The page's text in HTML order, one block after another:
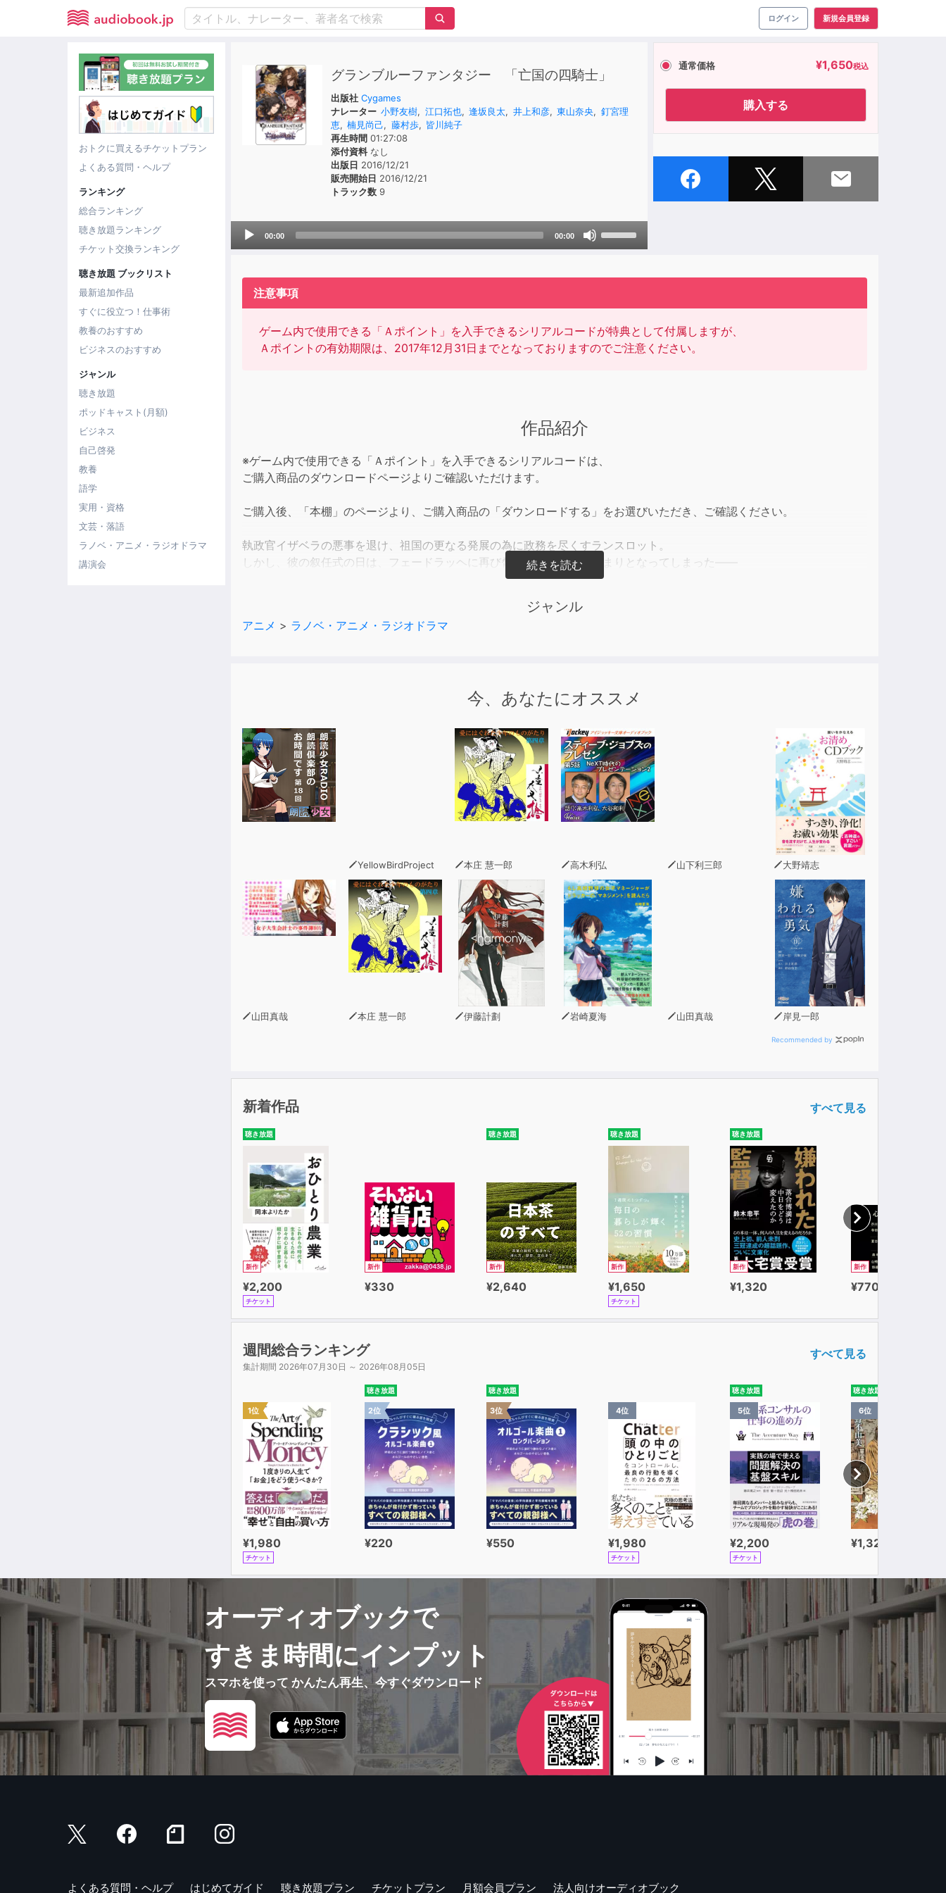
ログイン 新規会員登録
おトクに買えるチケットプラン
よくある質問・ヘルプ
ランキング
総合ランキング
聴き放題ランキング
チケット交換ランキング
聴き放題 ブックリスト
最新追加作品
すぐに役立つ！仕事術
教養のおすすめ
ビジネスのおすすめ
ジャンル
聴き放題
ポッドキャスト(月額)
ビジネス
自己啓発
教養
語学
実用・資格
文芸・落語
ラノベ・アニメ・ラジオドラマ
講演会
グランブルーファンタジー 「亡国の四騎士」
出版社 Cygames
ナレーター 小野友樹, 江口拓也, 逢坂良太, 井上和彦, 東山奈央, 釘宮理
恵, 楠見尚己, 藤村歩, 皆川純子
再生時間01:27:08
添付資料なし
出版日 2016/12/21
販売開始日 2016/12/21
トラック数9
Audio
00:00 00:00
keys
or
decrease
通常価格 ¥1,650税込
購入する
注意事項
ゲーム内で使用できる「Ａポイント」を入手できるシリアルコードが特典として付属しますが、
Ａポイントの有効期限は、2017年12月31日までとなっておりますのでご注意ください。
作品紹介
※ゲーム内で使用できる「Ａポイント」を入手できるシリアルコードは、
ご購入商品のダウンロードページよりご確認いただけます。
ご購入後、「本棚」のページより、ご購入商品の「ダウンロードする」をお選びいただき、ご確認ください。
執政官イザベラの悪事を退け、祖国の更なる発展の為に政務を尽くすランスロット。
しかし、彼の叙任式の日は、フェードラッヘに再び脅威が襲う悪夢の始まりとなってしまった――
道中、懐かしき戦友・ヴェインと再会を果たした彼らは、共に王都へと急ぐ。
新録ドラマ『祝宴の終わりに』も収録されている、ファン待望の物語。
【出演】
ランスロット …… 小野友樹
ヴェイン …… 江口拓也
パーシヴァル …… 逢坂良太
ジークフリート …… 井上和彦
ルリア …… 東山奈央
イザベラ…… 藤村歩
ガレス…… 皆川純子
ジャンル
アニメ > ラノベ・アニメ・ラジオドラマ
今、あなたにオススメ
YellowBirdProject 本庄 慧一郎 高木利弘 山下利三郎 大野靖志
山田真哉 本庄 慧一郎 伊藤計劃 岩崎夏海 山田真哉 岸見一郎
Recommended by
新着作品 すべて見る
聴き放題
新作
¥2,200
チケット
新作
¥330
聴き放題
新作
¥2,640
聴き放題
新作
¥1,650
チケット
聴き放題
新作
¥1,320
新作
¥770
週間総合ランキング
集計期間 2026年07月30日 ～ 2026年08月05日
すべて見る
1位
¥1,980
チケット
聴き放題
2位
¥220
聴き放題
3位
¥550
4位
¥1,980
チケット
聴き放題
5位
¥2,200
チケット
聴き放題
6位
¥1,320
オーディオブックで
すきま時間にインプット
スマホを使って かんたん再生、今すぐダウンロード
よくある質問・ヘルプ はじめてガイド 聴き放題プラン チケットプラン 月額会員プラン 法人向けオーディオブック